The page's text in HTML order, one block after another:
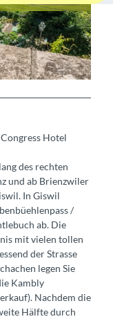
Hotel
des rechten
und ab Brienzwiler
In Giswil
/
ab. Die
mit vielen tollen
der Strasse
legen Sie
Kambly
Nachdem die
Hälfte durch